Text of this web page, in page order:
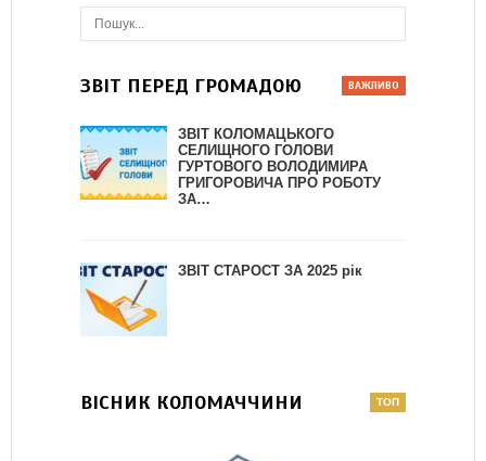
ЗВІТ ПЕРЕД ГРОМАДОЮ
ЗВІТ КОЛОМАЦЬКОГО
СЕЛИЩНОГО ГОЛОВИ
ГУРТОВОГО ВОЛОДИМИРА
ГРИГОРОВИЧА ПРО РОБОТУ
ЗА…
ЗВІТ СТАРОСТ ЗА 2025 рік
ВІСНИК КОЛОМАЧЧИНИ